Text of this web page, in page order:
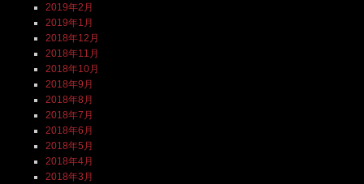
2019年2月
2019年1月
2018年12月
2018年11月
2018年10月
2018年9月
2018年8月
2018年7月
2018年6月
2018年5月
2018年4月
2018年3月